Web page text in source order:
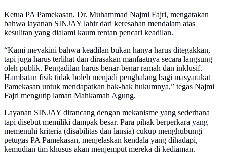
Ketua PA Pamekasan, Dr. Muhammad Najmi Fajri, mengatakan
bahwa layanan SINJAY lahir dari keresahan mendalam atas
kesulitan yang dialami kaum rentan pencari keadilan.
“Kami meyakini bahwa keadilan bukan hanya harus ditegakkan,
tapi juga harus terlihat dan dirasakan manfaatnya secara langsung
oleh publik. Pengadilan harus benar-benar ramah dan inklusif.
Hambatan fisik tidak boleh menjadi penghalang bagi masyarakat
Pamekasan untuk mendapatkan hak-hak hukumnya,” tegas Najmi
Fajri mengutip laman Mahkamah Agung.
Layanan SINJAY dirancang dengan mekanisme yang sederhana
tapi disebut memiliki dampak besar. Para pihak berperkara yang
memenuhi kriteria (disabilitas dan lansia) cukup menghubungi
petugas PA Pamekasan, menjelaskan kendala yang dihadapi,
kemudian tim khusus akan menjemput mereka di kediaman.